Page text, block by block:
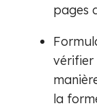
pages
vérifier
la